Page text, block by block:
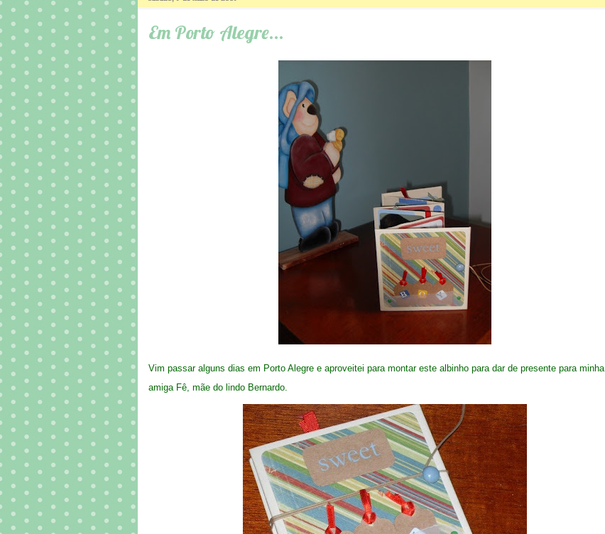
Em Porto Alegre...
Vim passar alguns dias em Porto Alegre e aproveitei para montar este albinho para dar de presente para minha
amiga Fê, mãe do lindo Bernardo.